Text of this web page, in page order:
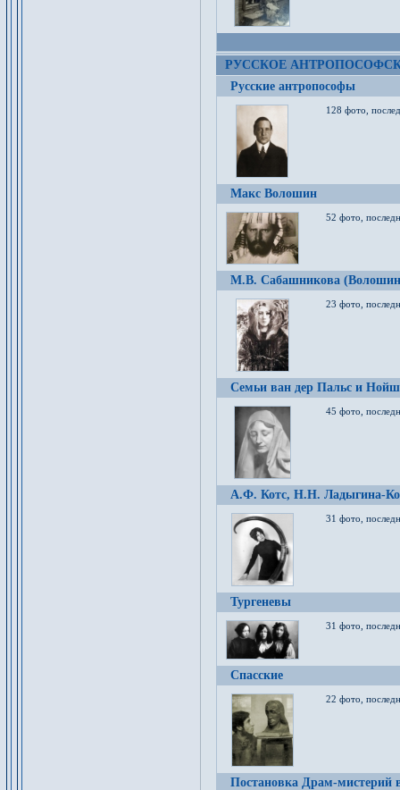
РУССКОЕ
Русские антропософы
128 фото,
Макс Волошин
52 фото,
М.В. Сабашникова
23 фото,
Семьи ван дер Пальс и
45 фото,
А.Ф. Котс, Н.Н. Ладыгина-
31 фото,
Тургеневы
31 фото,
Спасские
22 фото,
Постановка Драм-мистерий